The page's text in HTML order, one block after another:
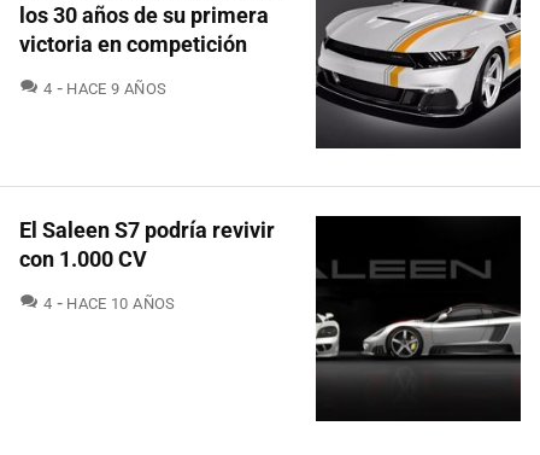
los 30 años de su primera
victoria en competición
4 COMENTARIOS
HACE 9 AÑOS
El Saleen S7 podría revivir
con 1.000 CV
4 COMENTARIOS
HACE 10 AÑOS